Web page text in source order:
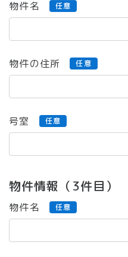
物件名 任意
物件の住所 任意
号室 任意
物件情報（3件目）
物件名 任意